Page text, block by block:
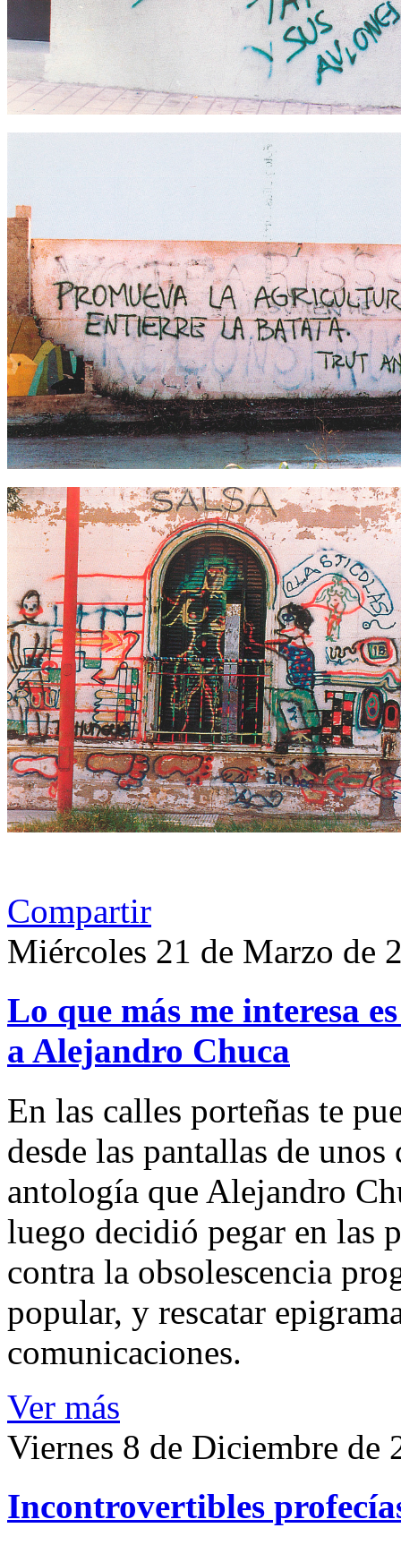
Compartir
Miércoles 21 de Marzo de
Lo que más me interesa
a Alejandro Chuca
En las calles porteñas te
desde las pantallas de
antología que Alejandro
luego decidió pegar en las
contra la obsolescencia
popular, y rescatar
comunicaciones.
Ver más
Viernes 8 de Diciembre de
Incontrovertibles